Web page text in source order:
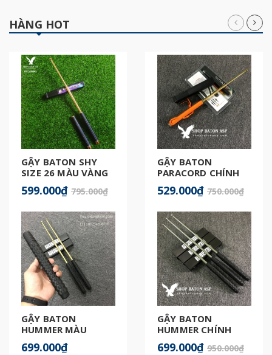
HÀNG HOT
GẬY BATON SHY
SIZE 26 MÀU VÀNG
599.000₫ 795.000₫
GẬY BATON
HUMMER MÀU
GOLD CHÍNH HÃNG
699.000₫
GẬY BATON
PARACORD CHÍNH
529.000₫ 750.000₫
GẬY BATON
HUMMER CHÍNH
699.000₫ 950.000₫